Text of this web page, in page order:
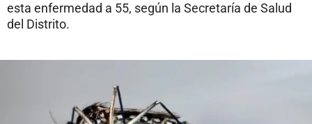
esta enfermedad a 55, según la Secretaría de Salud
del Distrito.